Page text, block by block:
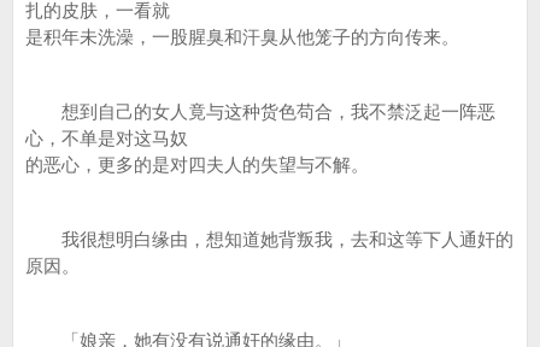
扎的皮肤，一看就
是积年未洗澡，一股腥臭和汗臭从他笼子的方向传来。
想到自己的女人竟与这种货色苟合，我不禁泛起一阵恶
心，不单是对这马奴
的恶心，更多的是对四夫人的失望与不解。
我很想明白缘由，想知道她背叛我，去和这等下人通奸的
原因。
「娘亲，她有没有说通奸的缘由。」